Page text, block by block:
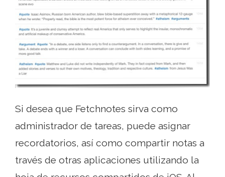
Si desea que Fetchnotes sirva como
administrador de tareas, puede asignar
recordatorios, así como compartir notas a
través de otras aplicaciones utilizando la